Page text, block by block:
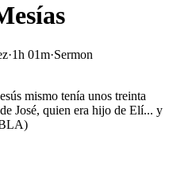
·1h 01m·Sermon
mismo tenía unos treinta
José, quien era hijo de Elí... y